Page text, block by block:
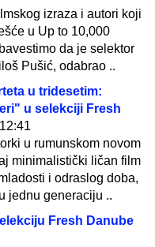
izraza i autori koji
u Up to 10,000
da je selektor
Pušić, odabrao ..
u tridesetim:
u selekciji Fresh
u rumunskom novom
minimalistički ličan film
i odraslog doba,
jednu generaciju ..
Fresh Danube